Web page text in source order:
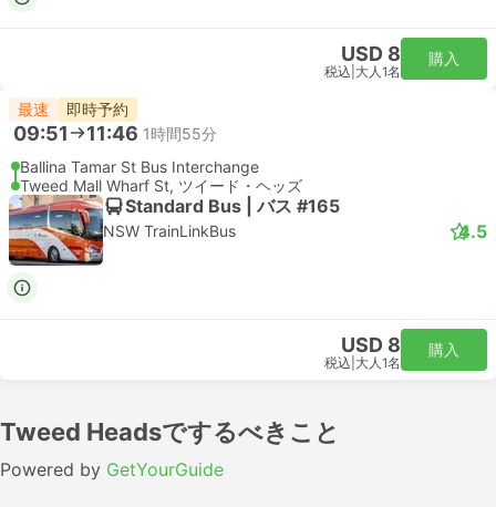
USD 8
税込 大人1名
購入
最速 即時予約
09:51 11:46 1時間55分
Ballina Tamar St Bus Interchange
Tweed Mall Wharf St, ツイード・ヘッズ
Standard Bus | バス #165
NSW TrainLinkBus 4.5
USD 8
税込 大人1名
購入
Tweed Headsでするべきこと
Powered by GetYourGuide